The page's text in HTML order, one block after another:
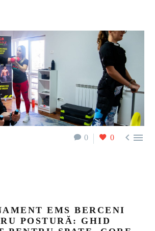
0 0  
EMS BERCENI
POSTURĂ: GHID